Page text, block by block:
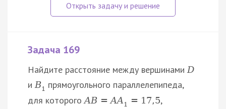
Задача 169
Найдите расстояние между вершинамиD
иB1 прямоугольного параллелепипеда,
для которогоAB = AA 1 = 17,5,